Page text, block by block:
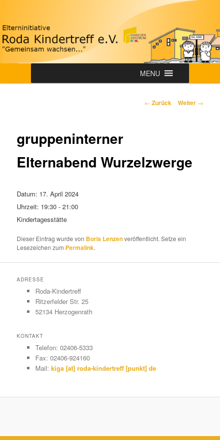
Zum
wechseln
Roda-Kindertreff e.V.
MENU
Beitrags-
← Zurück Weiter →
gruppeninterner
Elternabend Wurzelzwerge
Datum: 17. April 2024
Uhrzeit: 19:30 - 21:00
Kindertagesstätte
Dieser Eintrag wurde von Boris Lenzenveröffentlicht. Setze ein
Lesezeichen zum Permalink.
ADRESSE
Roda-Kindertreff
Ritzerfelder Str. 25
52134 Herzogenrath
KONTAKT
Telefon: 02406-5333
Fax: 02406-924160
Mail: kiga [at] roda-kindertreff [punkt] de